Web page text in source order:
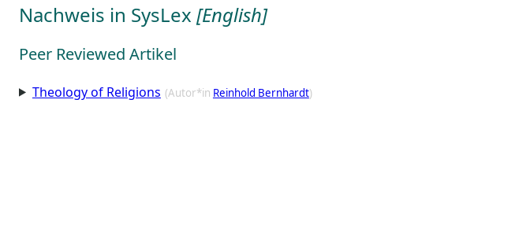
Nachweis in SysLex [English]
Peer Reviewed Artikel
Theology of Religions (Autor*in Reinhold Bernhardt)